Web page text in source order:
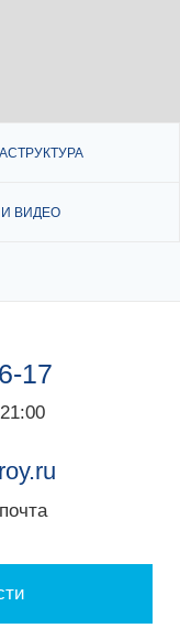
ВИДЕО
17